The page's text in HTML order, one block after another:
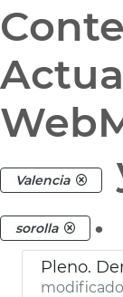
Valencia
sorolla .
Pleno.